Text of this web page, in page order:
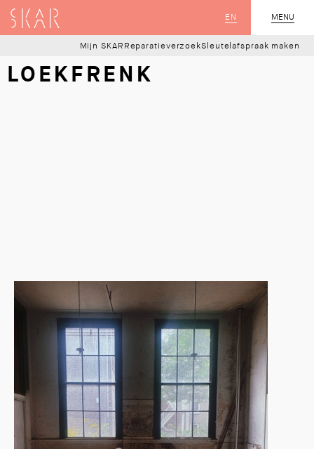
MENU
SLUIT
EN
SKAR
Mijn SKAR ReparatieverzoekSleutelafspraak maken
LOEKFRENK